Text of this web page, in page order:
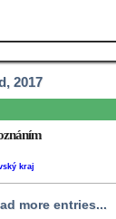
2017
kraj
more entries...